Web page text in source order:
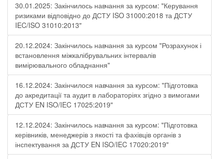
30.01.2025: Закінчилось навчання за курсом: "Керування
ризиками відповідно до ДСТУ ISO 31000:2018 та ДСТУ
IEC/ISO 31010:2013"
20.12.2024: Закінчилось навчання за курсом "Розрахунок і
встановлення міжкалібрувальних інтервалів
вимірювального обладнання"
16.12.2024: Закінчилося навчання за курсом: "Підготовка
до акредитації та аудит в лабораторіях згідно з вимогами
ДСТУ EN ISO/IEC 17025:2019"
12.12.2024: Закінчилось навчання за курсом: "Підготовка
керівників, менеджерів з якості та фахівців органів з
інспектування за ДСТУ EN ISO/IEC 17020:2019"